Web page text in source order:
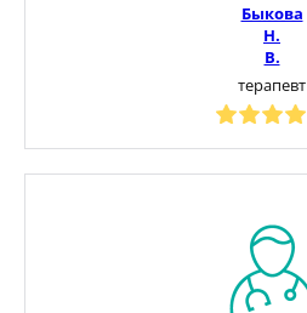
Быкова
Н.
В.
терапевт